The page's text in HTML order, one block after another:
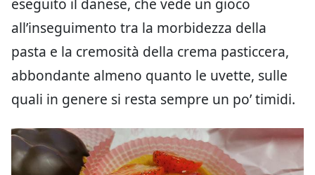
eseguito il danese, che vede un gioco
all’inseguimento tra la morbidezza della
pasta e la cremosità della crema pasticcera,
abbondante almeno quanto le uvette, sulle
quali in genere si resta sempre un po’ timidi.